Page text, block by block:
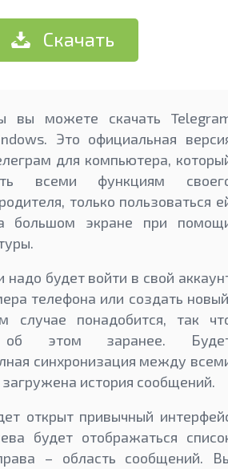
Скачать
вы можете скачать
Это официальная
для компьютера,
всеми функциям
только пользоваться
большом экране при
надо будет войти в свой
телефона или создать
понадобится, так
об этом заранее.
синхронизация между
история сообщений.
открыт привычный
будет отображаться
– область сообщений.